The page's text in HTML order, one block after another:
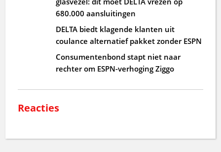
680.000 aansluitingen
DELTA biedt klagende klanten uit
coulance alternatief pakket zonder ESPN
Consumentenbond stapt niet naar
rechter om ESPN-verhoging Ziggo
Reacties